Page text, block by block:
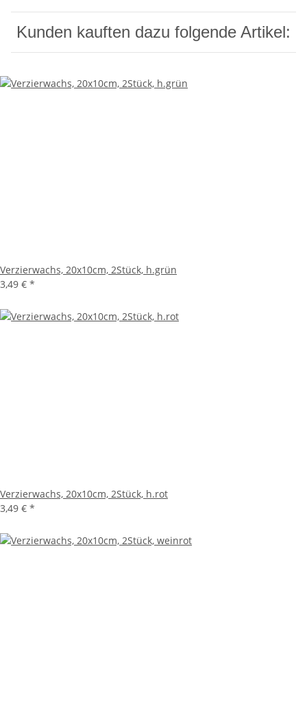
Kunden kauften dazu folgende Artikel:
Verzierwachs, 20x10cm, 2Stück, h.grün
3,49 € *
Verzierwachs, 20x10cm, 2Stück, h.rot
3,49 € *